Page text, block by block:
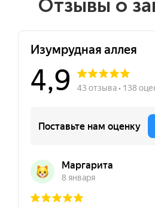
Отзывы о